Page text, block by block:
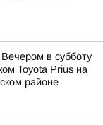
в субботу
Toyota Prius на
районе